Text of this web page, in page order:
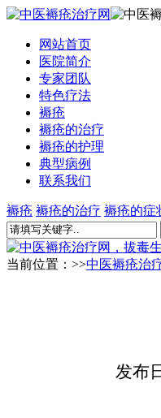
网站首页
医院简介
专家团队
特色疗法
褥疮
褥疮的治疗
褥疮的护理
典型病例
联系我们
褥疮 褥疮的治疗 褥疮的症
当前位置：>>中医褥疮治
发布